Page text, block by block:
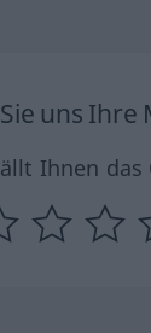
uns Ihre
Ihnen